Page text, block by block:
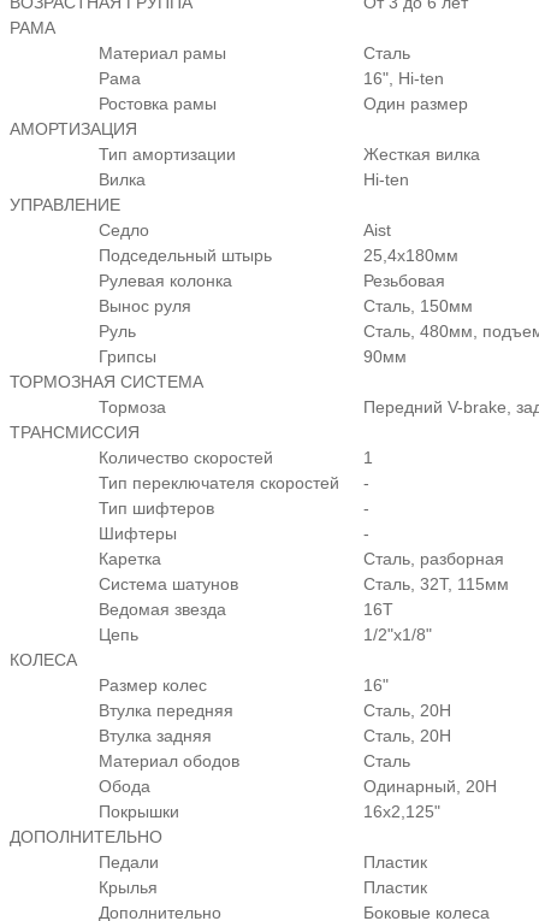
РАМА
Материал рамы
Сталь
Рама
16", Hi-ten
Ростовка рамы
Один размер
АМОРТИЗАЦИЯ
Тип амортизации
Жесткая вилка
Вилка
Hi-ten
УПРАВЛЕНИЕ
Седло
Aist
Подседельный штырь
25,4x180мм
Рулевая колонка
Резьбовая
Вынос руля
Сталь, 150мм
Руль
Сталь, 480мм,
Грипсы
90мм
ТОРМОЗНАЯ СИСТЕМА
Тормоза
Передний V-brake,
ТРАНСМИССИЯ
Количество скоростей
1
Тип переключателя скоростей
-
Тип шифтеров
-
Шифтеры
-
Каретка
Сталь, разборная
Система шатунов
Сталь, 32Т, 115мм
Ведомая звезда
16Т
Цепь
1/2"х1/8"
КОЛЕСА
Размер колес
16"
Втулка передняя
Сталь, 20H
Втулка задняя
Сталь, 20H
Материал ободов
Сталь
Обода
Одинарный, 20H
Покрышки
16х2,125"
ДОПОЛНИТЕЛЬНО
Педали
Пластик
Крылья
Пластик
Дополнительно
Боковые колеса